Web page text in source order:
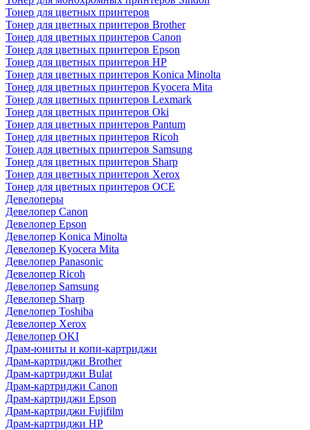
Тонер для цветных принтеров
Тонер для цветных принтеров Brother
Тонер для цветных принтеров Canon
Тонер для цветных принтеров Epson
Тонер для цветных принтеров HP
Тонер для цветных принтеров Konica Minolta
Тонер для цветных принтеров Kyocera Mita
Тонер для цветных принтеров Lexmark
Тонер для цветных принтеров Oki
Тонер для цветных принтеров Pantum
Тонер для цветных принтеров Ricoh
Тонер для цветных принтеров Samsung
Тонер для цветных принтеров Sharp
Тонер для цветных принтеров Xerox
Тонер для цветных принтеров OCE
Девелоперы
Девелопер Canon
Девелопер Epson
Девелопер Konica Minolta
Девелопер Kyocera Mita
Девелопер Panasonic
Девелопер Ricoh
Девелопер Samsung
Девелопер Sharp
Девелопер Toshiba
Девелопер Xerox
Девелопер OKI
Драм-юниты и копи-картриджи
Драм-картриджи Brother
Драм-картриджи Bulat
Драм-картриджи Canon
Драм-картриджи Epson
Драм-картриджи Fujifilm
Драм-картриджи HP